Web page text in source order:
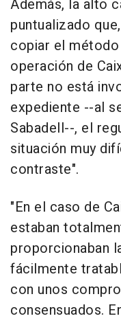
Además, la alto
puntualizado
copiar el
operación de
parte no está
expediente --al
Sabadell--, el
situación muy
contraste".
"En el caso de
estaban
proporcionaban
fácilmente
con unos
consensuados.